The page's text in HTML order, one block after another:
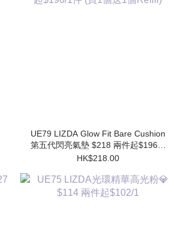
UE79 LIZDA Glow Fit Bare Cushion
第五代閃亮氣墊 $218 兩件起$196/1
件 (買1個送1個Refill)
HK$218.00